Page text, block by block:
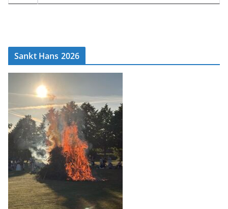
Sankt Hans 2026